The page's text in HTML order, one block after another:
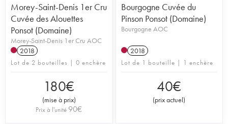
Morey-Saint-Denis 1er Cru
Cuvée des Alouettes
Ponsot (Domaine)
Morey-Saint-Denis 1er Cru AOC
2018
Lot de 2 bouteilles | 0 enchère
180€
(mise à prix)
Prix à l'unité 90€
Bourgogne Cuvée du
Pinson Ponsot (Domaine)
Bourgogne AOC
2018
Lot de 1 bouteille | 1 enchère
40€
(prix actuel)